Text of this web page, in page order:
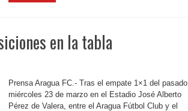
en la tabla
Prensa Aragua FC.- Tras el empate 1×1 del pasado
miércoles 23 de marzo en el Estadio José Alberto
Pérez de Valera, entre el Aragua Fútbol Club y el